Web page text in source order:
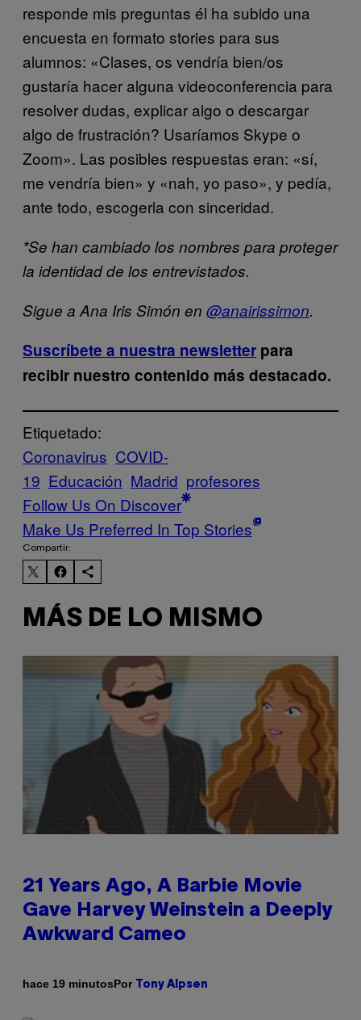
responde mis preguntas él ha subido una
encuesta en formato stories para sus
alumnos: «Clases, os vendría bien/os
gustaría hacer alguna videoconferencia para
resolver dudas, explicar algo o descargar
algo de frustración? Usaríamos Skype o
Zoom». Las posibles respuestas eran: «sí,
me vendría bien» y «nah, yo paso», y pedía,
ante todo, escogerla con sinceridad.
*Se han cambiado los nombres para proteger
la identidad de los entrevistados.
Sigue a Ana Iris Simón en @anairissimon.
Suscríbete a nuestra newsletter para
recibir nuestro contenido más destacado.
Etiquetado:
Coronavirus COVID-
19 Educación Madrid profesores
Follow Us On Discover
Make Us Preferred In Top Stories
Compartir:
MÁS DE LO MISMO
21 Years Ago, A Barbie Movie
Gave Harvey Weinstein a Deeply
Awkward Cameo
hace 19 minutosPor Tony Alpsen